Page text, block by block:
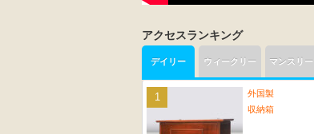
アクセスランキング
デイリー
外国製
収納箱
ウィークリー マンスリー